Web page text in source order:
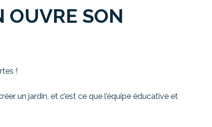
OUVRE SON
!
un jardin, et c’est ce que l’équipe éducative et